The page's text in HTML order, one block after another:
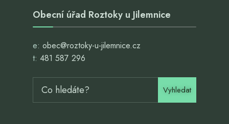
Obecní úřad Roztoky u Jilemnice
e: obec@roztoky-u-jilemnice.cz
t: 481 587 296
Vyhledat